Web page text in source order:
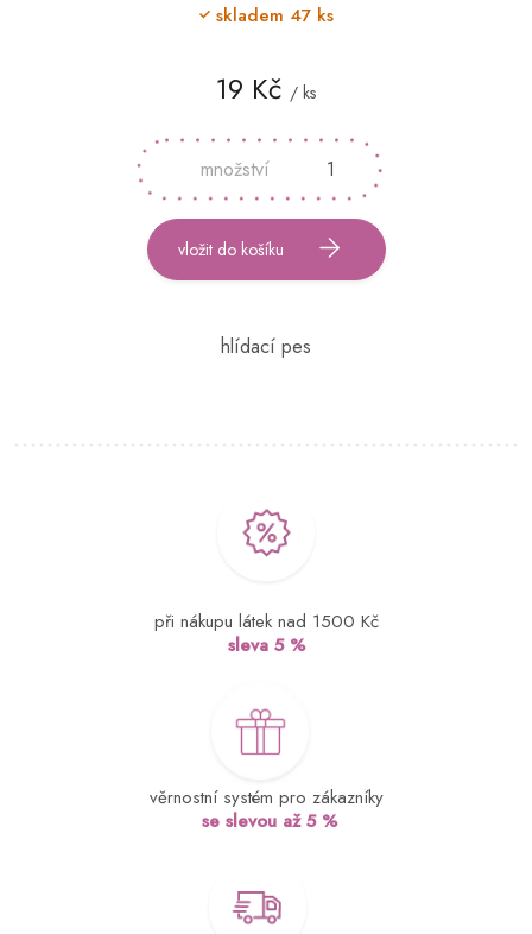
19 Kč / ks
cena:
skladem 47 ks
vložit do košíku
při nákupu látek nad 1500 Kč
sleva 5 %
věrnostní systém pro zákazníky
se slevou až 5 %